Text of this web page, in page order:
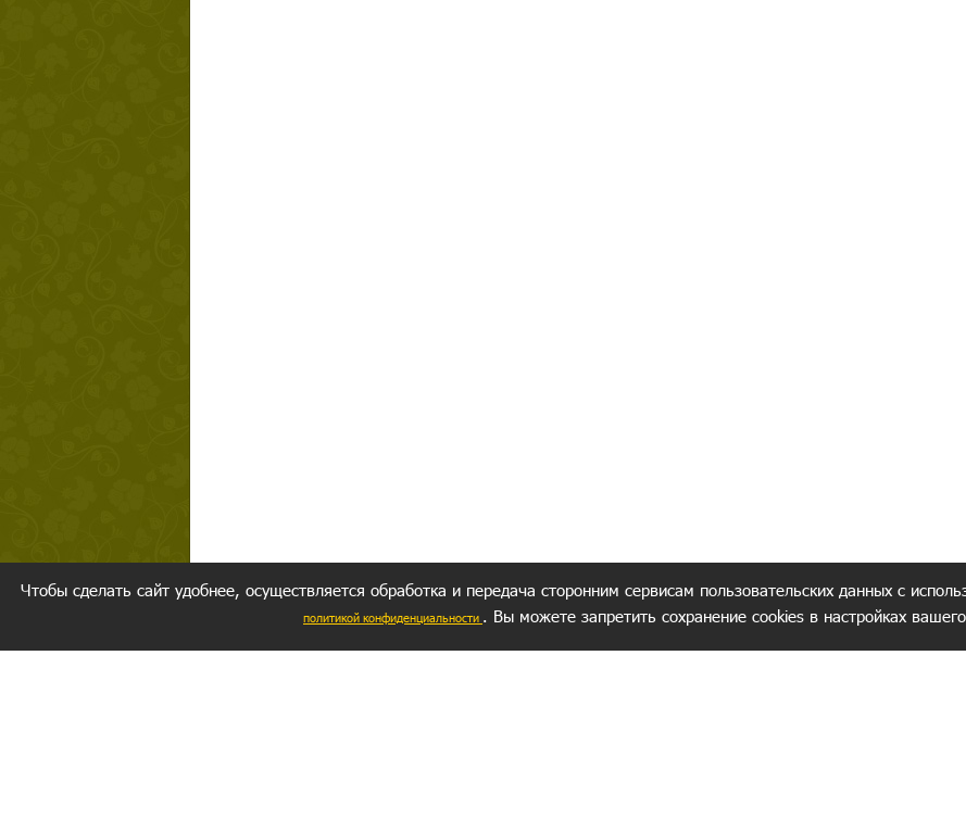
Чтобы сделать сайт удобнее, осуществляется обработка и передача сторонним сервисам пользовательских данных с
политикой конфиденциальности . Вы можете запретить сохранение cookies в настройках